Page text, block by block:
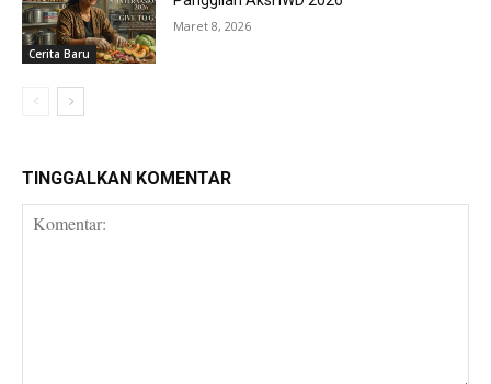
Cerita Baru
Maret 8, 2026
TINGGALKAN KOMENTAR